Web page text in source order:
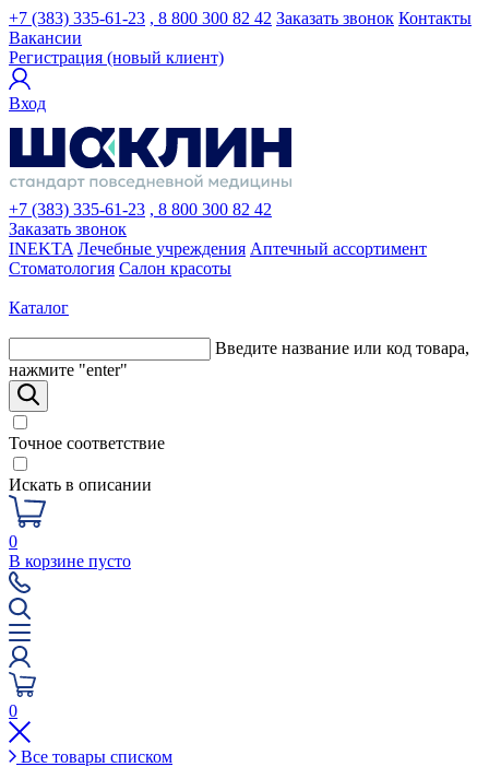
+7 (383) 335-61-23 , 8 800 300 82 42 Заказать звонок Контакты
Вакансии
Регистрация (новый клиент)
Вход
+7 (383) 335-61-23 , 8 800 300 82 42
Заказать звонок
INEKTA Лечебные учреждения Аптечный ассортимент
Стоматология Салон красоты
Каталог
Введите название или код товара,
нажмите "enter"
Точное соответствие
Искать в описании
0
В корзине пусто
0
Все товары списком